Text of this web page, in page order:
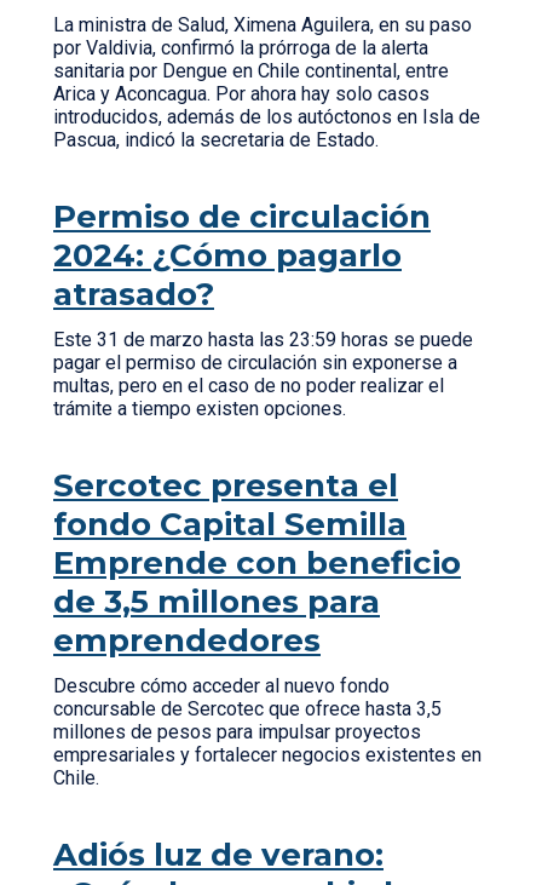
La ministra de Salud, Ximena Aguilera, en su paso
por Valdivia, confirmó la prórroga de la alerta
sanitaria por Dengue en Chile continental, entre
Arica y Aconcagua. Por ahora hay solo casos
introducidos, además de los autóctonos en Isla de
Pascua, indicó la secretaria de Estado.
Permiso de circulación
2024: ¿Cómo pagarlo
atrasado?
Este 31 de marzo hasta las 23:59 horas se puede
pagar el permiso de circulación sin exponerse a
multas, pero en el caso de no poder realizar el
trámite a tiempo existen opciones.
Sercotec presenta el
fondo Capital Semilla
Emprende con beneficio
de 3,5 millones para
emprendedores
Descubre cómo acceder al nuevo fondo
concursable de Sercotec que ofrece hasta 3,5
millones de pesos para impulsar proyectos
empresariales y fortalecer negocios existentes en
Chile.
Adiós luz de verano: